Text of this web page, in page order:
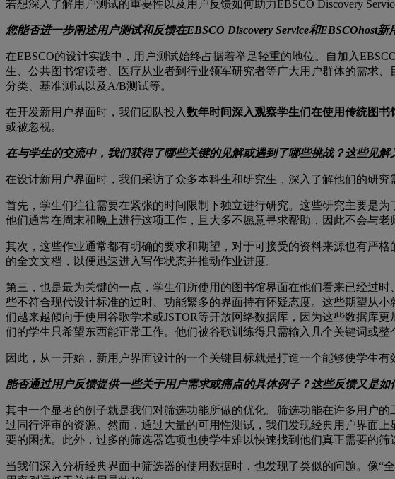
若想深入了解用户测试的重要性以及用户反馈如何助力EBSCO Discovery
您能否进一步阐述用户测试和反馈在EBSCO Discovery Service和
在EBSCO的设计实践中，用户测试始终占据着举足轻重的地位。自加入
生、公共图书馆读者、医疗从业者到行业领军研究者等广大用户群体的需求
分类、基准测试以及A/B测试等。
在开发新用户界面时，我们团队投入数年时间深入观察学生们在使用传统图书
或被忽视。
在与学生的交流中，我们获得了哪些关键的见解或遇到了哪些挑战？这些见
在设计新用户界面时，我们采访了众多本科生和研究生，深入了解他们的研
首先，学生们往往需要在紧张的时间限制下独立进行研究。这些研究主要是
他们通常在周末和晚上进行这项工作，且大多不愿意寻求帮助，因此不会与
其次，这些作业通常都有明确的要求和期望，对于可接受的资料来源也有严
的全文文档，以便迅速进入写作状态并推动作业进度。
第三，也是最为关键的一点，学生们所使用的图书馆界面在他们看来已经过
些不符合现代设计标准的过时、功能繁多的界面持有怀疑态度。这些期望从
们越来越倾向于使用谷歌学术或JSTOR等开放网络数据库，因为这些数据库
们的学生只希望东西能正常工作。他们被谷歌训练得只需输入几个关键词或
因此，从一开始，新用户界面设计的一个关键目标就是打造一个能够使学生
能否通过用户反馈提供一些关于用户需求或痛点的具体例子？这些反馈又是
其中一个显著的例子就是我们对筛选功能所做的优化。筛选功能在许多用户
过同行评审的资源。然而，通过大量的可用性测试，我们发现经典用户界面
要的困扰。此外，过多的筛选器选项也使学生难以快速找到他们真正需要的筛
当我们深入分析经典界面中筛选器的使用数据时，也发现了类似的问题。像“